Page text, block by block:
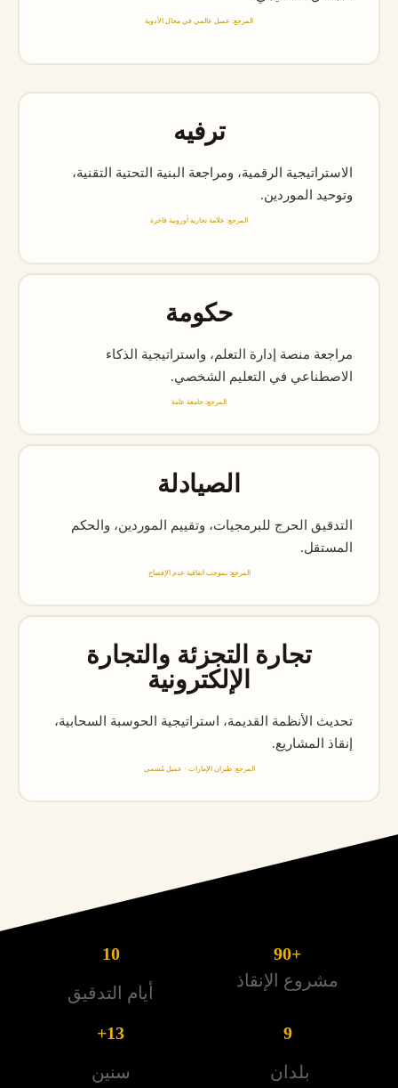
المرجع: عميل عالمي في مجال الأدوية
ترفيه
الاستراتيجية الرقمية، ومراجعة البنية التحتية التقنية،
وتوحيد الموردين.
المرجع: علامة تجارية أوروبية فاخرة
حكومة
مراجعة منصة إدارة التعلم، واستراتيجية الذكاء
الاصطناعي في التعليم الشخصي.
المرجع: جامعة عامة
الصيادلة
التدقيق الحرج للبرمجيات، وتقييم الموردين، والحكم
المستقل.
المرجع: بموجب اتفاقية عدم الإفصاح
تجارة التجزئة والتجارة
الإلكترونية
تحديث الأنظمة القديمة، استراتيجية الحوسبة السحابية،
إنقاذ المشاريع.
المرجع: طيران الإمارات · عميل مُسمى
+90
مشروع الإنقاذ
10
أيام التدقيق
9
بلدان
13+
سنين